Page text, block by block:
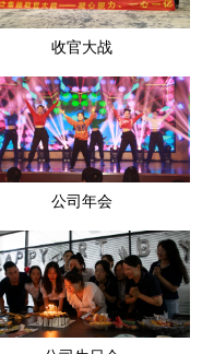
收官大战
公司年会